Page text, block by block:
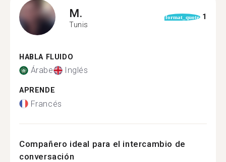
M.
Tunis
format_quote 1
HABLA FLUIDO
Árabe Inglés
APRENDE
Francés
Compañero ideal para el intercambio de
conversación